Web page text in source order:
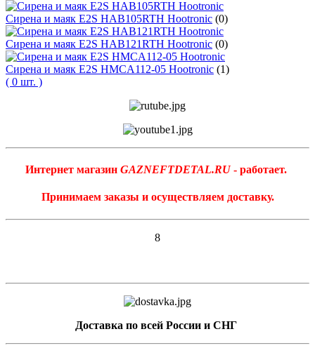
Сирена и маяк E2S HAB105RTH Hootronic (0)
Сирена и маяк E2S HAB121RTH Hootronic (0)
Сирена и маяк E2S HMCA112-05 Hootronic (1)
( 0 шт. )
Интернет магазин GAZNEFTDETAL.RU- работает.
Принимаем заказы и осуществляем доставку.
8
Доставка по всей России и СНГ